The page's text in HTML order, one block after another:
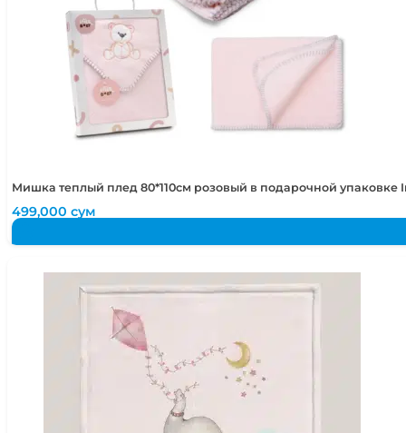
Мишка теплый плед 80*110см розовый в подарочной упаковке
499,000сум